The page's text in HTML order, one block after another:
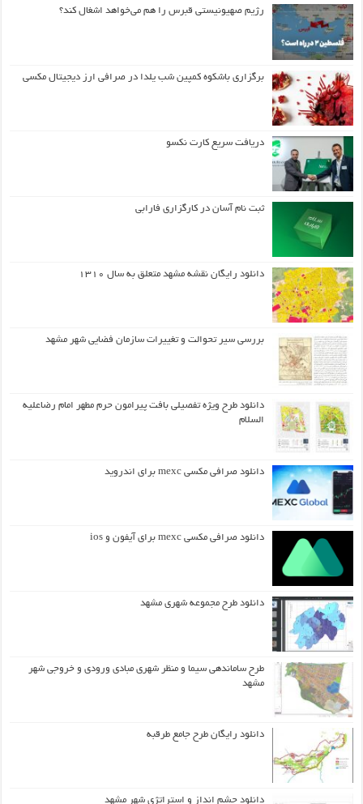
رژیم صهیونیستی قبرس را هم می‌خواهد اشغال کند؟
برگزاری باشکوه کمپین شب یلدا در صرافی ارز دیجیتال مکسی
دریافت سریع کارت نکسو
ثبت نام آسان در کارگزاری فارابی
دانلود رایگان نقشه مشهد متعلق به سال ۱۳۱۰
بررسی سیر تحوالت و تغییرات سازمان فضایی شهر مشهد
دانلود طرح ويژه تفصيلي بافت پيرامون حرم مطهر امام رضاعليه
السلام
دانلود صرافی مکسی mexc برای اندروید
دانلود صرافی مکسی mexc برای آیفون و ios
دانلود طرح مجموعه شهری مشهد
طرح ساماندهی سیما و منظر شهری مبادی ورودی و خروجی شهر
مشهد
دانلود رایگان طرح جامع طرقبه
دانلود چشم انداز و استراتژی شهر مشهد